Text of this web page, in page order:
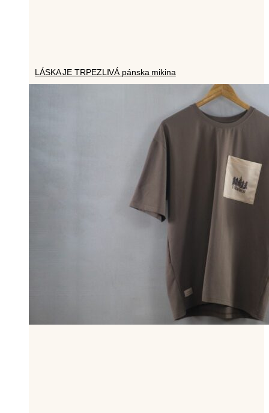
LÁSKA JE TRPEZLIVÁ pánska mikina